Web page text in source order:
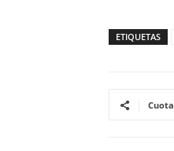
ETIQUETAS
Cuota